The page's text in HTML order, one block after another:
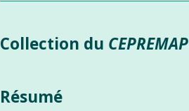
Collection du CEPREMAP
Résumé